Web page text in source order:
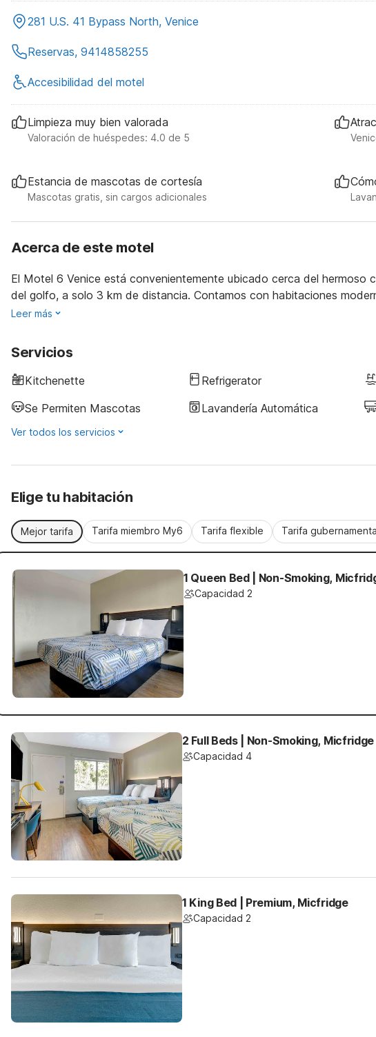
281 U.S. 41 Bypass North, Venice
Reservas, 9414858255
Accesibilidad del motel
Limpieza muy bien valorada
Valoración de huéspedes: 4.0 de 5
Estancia de mascotas de cortesía
Mascotas gratis, sin cargos adicionales
Acerca de este motel
El Motel 6 Venice está convenientemente ubicado cerca del hermoso
del golfo, a solo 3 km de distancia. Contamos con habitaciones
Leer más
Servicios
Kitchenette Refrigerator
Se Permiten Mascotas
Lavandería Automática
Ver todos los servicios
Elige tu habitación
Mejor tarifa Tarifa miembro My6 Tarifa flexible Tarifa
1 Queen Bed | Non-Smoking,
Capacidad 2
2 Full Beds | Non-Smoking, Micfridge
Capacidad 4
1 King Bed | Premium, Micfridge
Capacidad 2